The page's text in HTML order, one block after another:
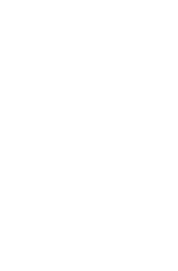
Bewertungen.